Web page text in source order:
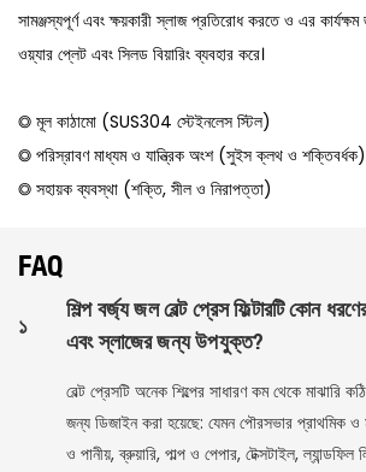
সামঞ্জস্যপূর্ণ এবং ক্ষয়কারী স্লাজ প্রতিরোধ করতে ও এর
ওয়্যার প্লেট এবং সিলড বিয়ারিং ব্যবহার করে।
◎ মূল কাঠামো (SUS304 স্টেইনলেস স্টিল)
◎ পরিস্রাবণ মাধ্যম ও যান্ত্রিক অংশ (সুইস ক্লথ ও শক্তিবর্ধক)
◎ সহায়ক ব্যবস্থা (শক্তি, সীল ও নিরাপত্তা)
FAQ
১
শিল্প বর্জ্য জল বেল্ট প্রেস ফিল্টারটি কোন
এবং স্লাজের জন্য উপযুক্ত?
বেল্ট প্রেসটি অনেক শিল্পের সাধারণ কম থেকে মাঝারি
জন্য ডিজাইন করা হয়েছে: যেমন পৌরসভার প্রাথমিক ও
ও পানীয়, ব্রুয়ারি, পাল্প ও পেপার, টেক্সটাইল,